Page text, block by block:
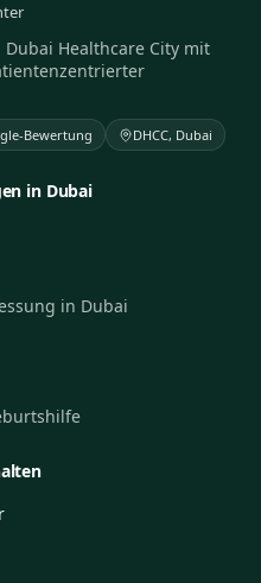
Healthcare City mit
Bewertung DHCC, Dubai
in Dubai
in Dubai